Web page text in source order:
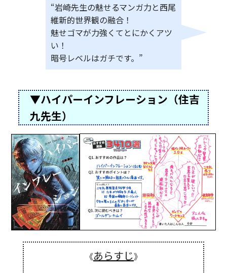
“岩崎先生の魅せるマンガ力と西尾
維新的世界観の融合！
魅せゴマが力強くてとにかくアツ
い！
暗号レベルはガチです。”
▼ハイパーインフレーション（住吉
九先生）
《あらすじ》